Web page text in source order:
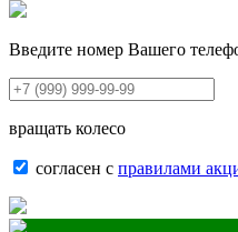
Введите номер Вашего
вращать колесо
согласен с правилами